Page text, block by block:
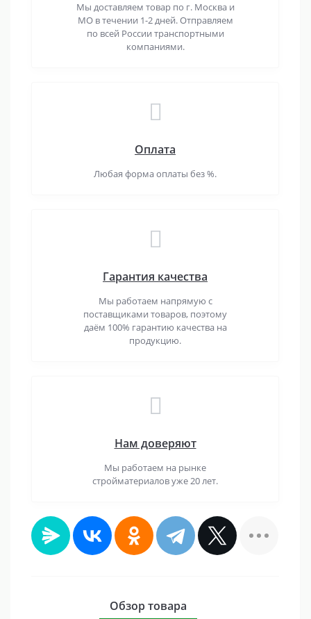
Мы доставляем товар по г. Москва и
МО в течении 1-2 дней. Отправляем
по всей России транспортными
компаниями.
Оплата
Любая форма оплаты без %.
Гарантия качества
Мы работаем напрямую с
поставщиками товаров, поэтому
даём 100% гарантию качества на
продукцию.
Нам доверяют
Мы работаем на рынке
стройматериалов уже 20 лет.
Обзор товара